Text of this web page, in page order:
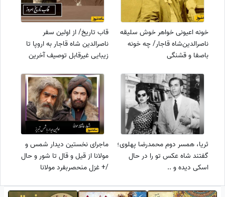
خونه اعیونی خواهر خوش سلیقه
ناصرالدین‌شاه قاجار/ چه خونه
باصفا و قشنگی
قاب تاریخ/ از اولین سفر
ناصرالدین شاه قاجار به اروپا تا
زیبایی غیرقابل توصیف آخرین
امروز
ثریا، همسر دوم محمدرضا پهلوی؛
گفتند شاه عکس تو را در حال
اسکی دیده و ..
ماجرای نخستین دیدار شمس و
مولانا از قیل و قال تا شور و حال
/+ غزل منحصربفرد مولانا
استاد افتخاری